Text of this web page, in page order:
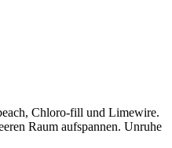
Chloro-fill und Limewire.
Raum aufspannen. Unruhe